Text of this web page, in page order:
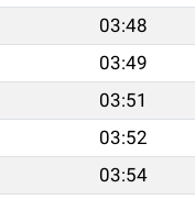
03:48
03:49
03:51
03:52
03:54